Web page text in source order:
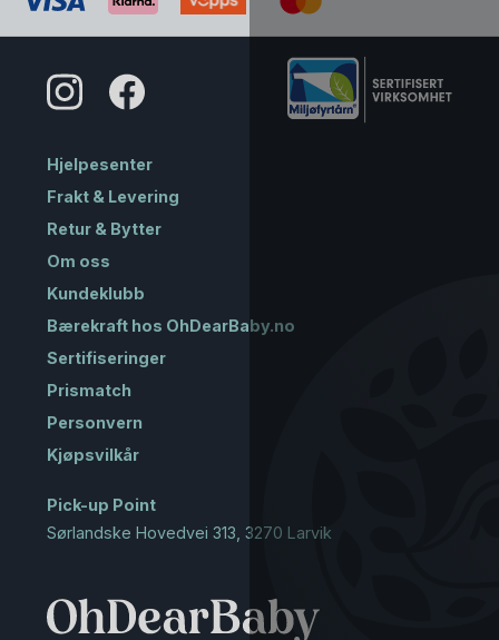
Hjelpesenter
Frakt & Levering
Retur & Bytter
Om oss
Kundeklubb
Bærekraft hos OhDearBaby.no
Sertifiseringer
Prismatch
Personvern
Kjøpsvilkår
Pick-up Point
Sørlandske Hovedvei 313, 3270 Larvik